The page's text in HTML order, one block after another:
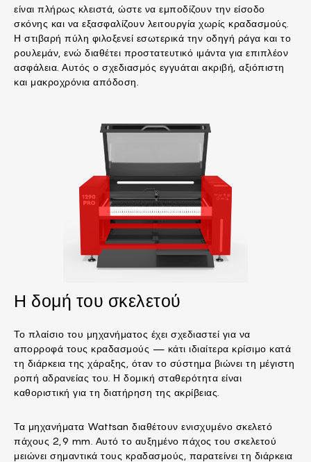
είναι πλήρως κλειστά, ώστε να εμποδίζουν την είσοδο
σκόνης και να εξασφαλίζουν λειτουργία χωρίς κραδασμούς.
Η στιβαρή πύλη φιλοξενεί εσωτερικά την οδηγή ράγα και το
ρουλεμάν, ενώ διαθέτει προστατευτικό ιμάντα για επιπλέον
ασφάλεια. Αυτός ο σχεδιασμός εγγυάται ακριβή, αξιόπιστη
και μακροχρόνια απόδοση.
Η δομή του σκελετού
Το πλαίσιο του μηχανήματος έχει σχεδιαστεί για να
απορροφά τους κραδασμούς — κάτι ιδιαίτερα κρίσιμο κατά
τη διάρκεια της χάραξης, όταν το σύστημα βιώνει τη μέγιστη
ροπή αδρανείας του. Η δομική σταθερότητα είναι
καθοριστική για τη διατήρηση της ακρίβειας.
Τα μηχανήματα Wattsan διαθέτουν ενισχυμένο σκελετό
πάχους 2,9 mm. Αυτό το αυξημένο πάχος του σκελετού
μειώνει σημαντικά τους κραδασμούς, παρατείνει τη διάρκεια